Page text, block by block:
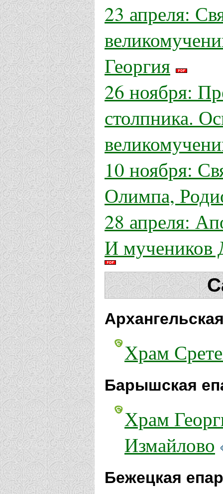
23 апреля:
Георгия
26 ноября:
столпника.
10 ноября:
Олимпа,
28 апреля:
И мучеников
Храм
Барышская
Храм
Измайлово
Бежецкая